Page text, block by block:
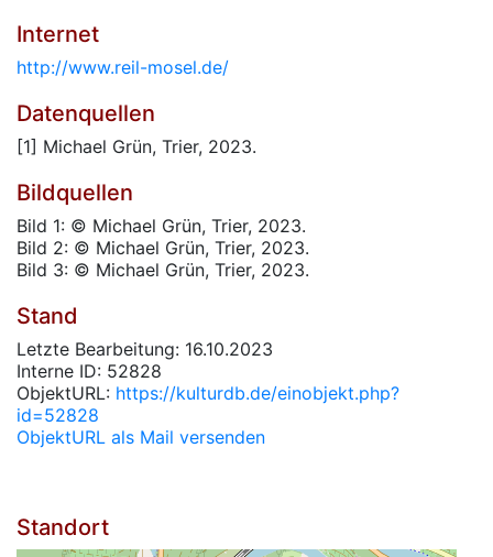
Internet
http://www.reil-mosel.de/
Datenquellen
[1] Michael Grün, Trier, 2023.
Bildquellen
Bild 1: © Michael Grün, Trier, 2023.
Bild 2: © Michael Grün, Trier, 2023.
Bild 3: © Michael Grün, Trier, 2023.
Stand
Letzte Bearbeitung: 16.10.2023
Interne ID: 52828
ObjektURL: https://kulturdb.de/einobjekt.php?
id=52828
ObjektURL als Mail versenden
Standort